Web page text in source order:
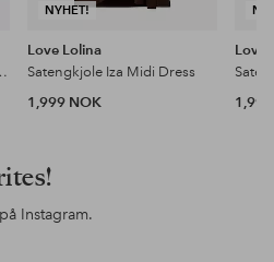
Midi Dress
NYHET!
Love Lolina
Satengkjole Iza Midi Dress
1,999 NOK
Love
på Instagram.